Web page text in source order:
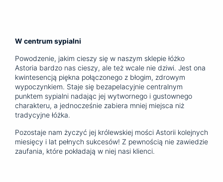
W centrum sypialni
Powodzenie, jakim cieszy się w naszym sklepie łóżko
Astoria bardzo nas cieszy, ale też wcale nie dziwi. Jest ona
kwintesencją piękna połączonego z błogim, zdrowym
wypoczynkiem. Staje się bezapelacyjnie centralnym
punktem sypialni nadając jej wytwornego i gustownego
charakteru, a jednocześnie zabiera mniej miejsca niż
tradycyjne łóżka.
Pozostaje nam życzyć jej królewskiej mości Astorii kolejnych
miesięcy i lat pełnych sukcesów! Z pewnością nie zawiedzie
zaufania, które pokładają w niej nasi klienci.